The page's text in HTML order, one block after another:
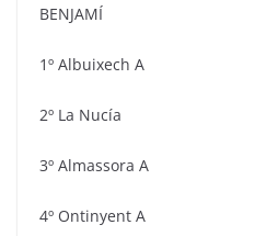
BENJAMÍ
1º Albuixech A
2º La Nucía
3º Almassora A
4º Ontinyent A